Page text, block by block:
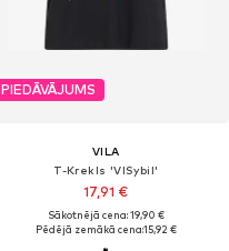
PIEDĀVĀJUMS
VILA
T-Krekls 'VISybil'
17,91 €
Sākotnējā cena: 19,90 €
Pēdējā zemākā cena:15,92 €